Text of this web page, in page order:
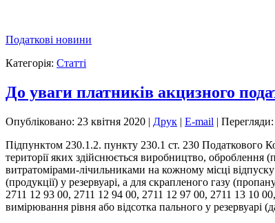
Податкові новини
Категорія: Статті
До уваги платників акцизного
Опубліковано: 23 квітня 2020 | Друк | E-mail |
Підпунктом 230.1.2. пункту 230.1 ст. 230 Податкового
території яких здійснюється виробництво, оброблення
витратомірами-лічильниками на кожному місці
(продукції) у резервуарі, а для скрапленого газу
2711 12 93 00, 2711 12 94 00, 2711 12 97 00, 2711 13 10
вимірювання рівня або відсотка пального у резервуарі